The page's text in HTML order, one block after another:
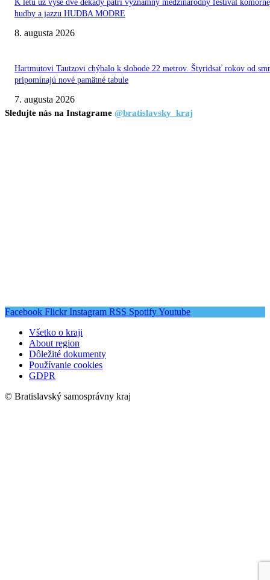
K letu už vyše dve dekády patrí významný medzinárodný festival
hudby a jazzu HUDBA MODRE
8. augusta 2026
Hartmutovi Tautzovi chýbalo k slobode 22 metrov. Štyridsať rokov od
pripomínajú nové pamätné tabule
7. augusta 2026
Sledujte nás na Instagrame @bratislavsky_kraj
Facebook Flickr Instagram RSS SpotifyYoutube
Všetko o kraji
About region
Dôležité dokumenty
Používanie cookies
GDPR
© Bratislavský samosprávny kraj